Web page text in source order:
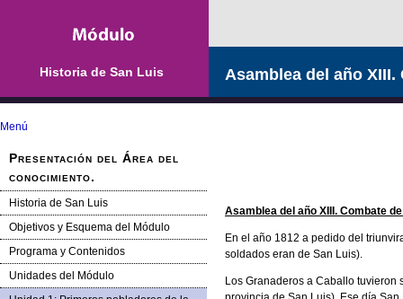
Historia de San Luis
Menú
Presentación del Área del
conocimiento.
Historia de San Luis
Objetivos y Esquema del Módulo
Programa y Contenidos
Unidades del Módulo
Asamblea del año
Asamblea del año XIII. Combate
En el año 1812 a pedido del
soldados eran de San Luis).
Los Granaderos a Caballo